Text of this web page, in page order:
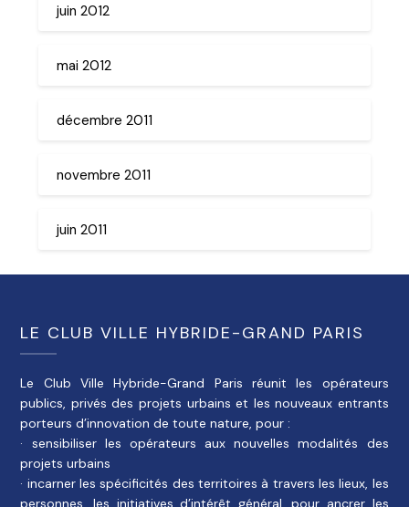
juin 2012
mai 2012
décembre 2011
novembre 2011
juin 2011
LE CLUB VILLE HYBRIDE-GRAND PARIS
Le Club Ville Hybride-Grand Paris réunit les opérateurs
publics, privés des projets urbains et les nouveaux entrants
porteurs d’innovation de toute nature, pour :
· sensibiliser les opérateurs aux nouvelles modalités des
projets urbains
· incarner les spécificités des territoires à travers les lieux, les
personnes, les initiatives d’intérêt général, pour ancrer les